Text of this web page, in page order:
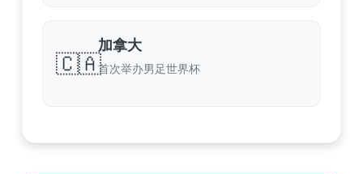
🇨🇦
加拿大
首次举办男足世界杯